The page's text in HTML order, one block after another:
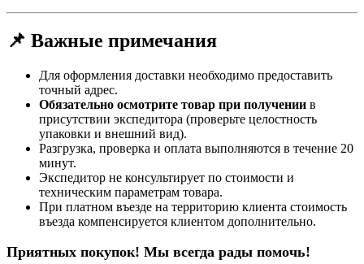
📌 Важные примечания
Для оформления доставки необходимо предоставить
точный адрес.
Обязательно осмотрите товар при получении в
присутствии экспедитора (проверьте целостность
упаковки и внешний вид).
Разгрузка, проверка и оплата выполняются в течение 20
минут.
Экспедитор не консультирует по стоимости и
техническим параметрам товара.
При платном въезде на территорию клиента стоимость
въезда компенсируется клиентом дополнительно.
Приятных покупок! Мы всегда рады помочь!